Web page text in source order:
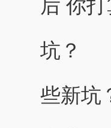
些新坑